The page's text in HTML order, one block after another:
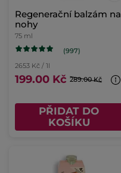
Regenerační balzám na
nohy
75 ml
(997)
2653 Kč / 1l
199.00 Kč 289.00 Kč
PŘIDAT DO
KOŠÍKU